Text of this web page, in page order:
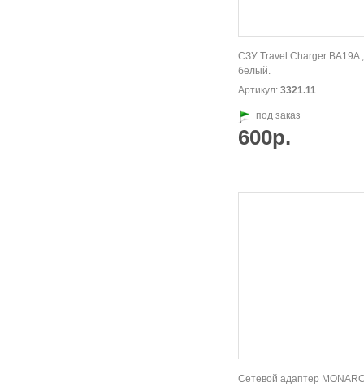
CЗУ Travel Charger BA19A
белый.
Артикул: 3321.11
под заказ
600р.
Сетевой адаптер